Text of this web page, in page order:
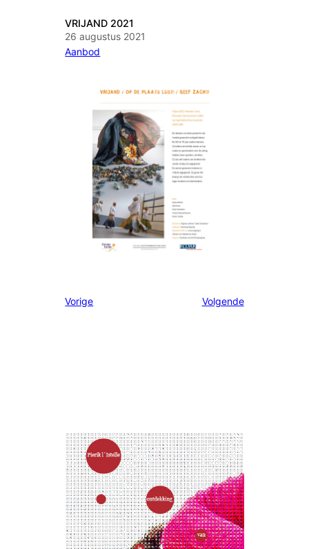
VRIJAND 2021
26 augustus 2021
Aanbod
Vorige Volgende